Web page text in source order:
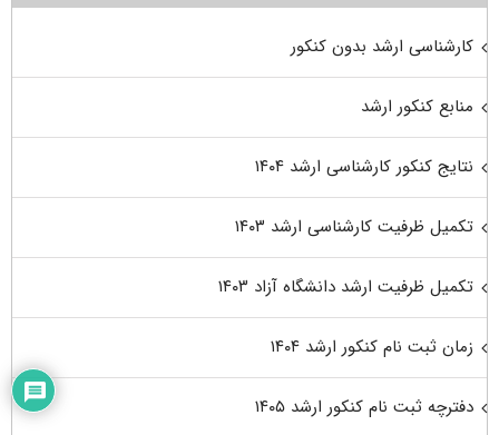
کارشناسی ارشد بدون کنکور
منابع کنکور ارشد
نتایج کنکور کارشناسی ارشد ۱۴۰۴
تکمیل ظرفیت کارشناسی ارشد ۱۴۰۳
تکمیل ظرفیت ارشد دانشگاه آزاد ۱۴۰۳
زمان ثبت نام کنکور ارشد ۱۴۰۴
دفترچه ثبت نام کنکور ارشد ۱۴۰۵